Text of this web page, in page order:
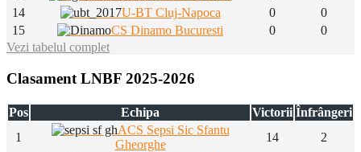
14
U-BT Cluj-Napoca 0
0
15
CS Dinamo Bucuresti 0
0
Vezi tabelul complet
Clasament LNBF 2025-2026
Pos Echipa Victorii Înfrângeri
1
ACS Sepsi Sic Sfantu
Gheorghe
14 2